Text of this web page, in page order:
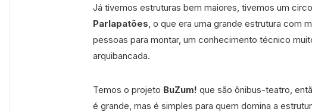
Já tivemos estruturas bem maiores, tivemos um
Parlapatões, o que era uma grande estrutura com
pessoas para montar, um conhecimento técnico
arquibancada.
Temos o projeto BuZum! que são ônibus-teatro,
é grande, mas é simples para quem domina a